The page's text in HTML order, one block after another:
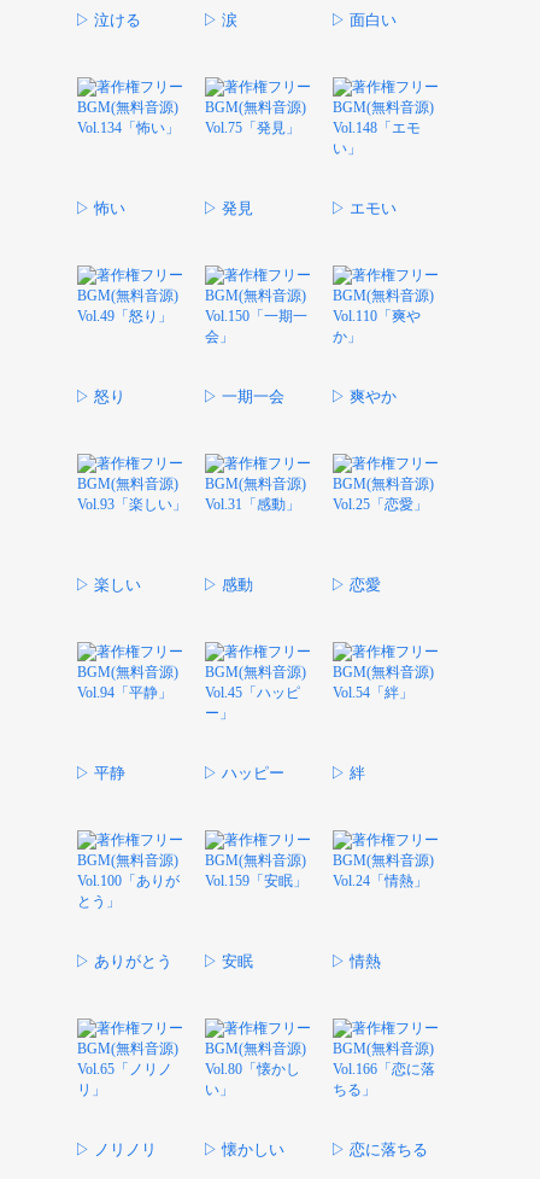
▷ 泣ける ▷ 涙 ▷ 面白い
▷ 怖い ▷ 発見 ▷ エモい
▷ 怒り ▷ 一期一会 ▷ 爽やか
▷ 楽しい ▷ 感動 ▷ 恋愛
▷ 平静 ▷ ハッピー ▷ 絆
▷ ありがとう ▷ 安眠 ▷ 情熱
▷ ノリノリ ▷ 懐かしい ▷ 恋に落ちる